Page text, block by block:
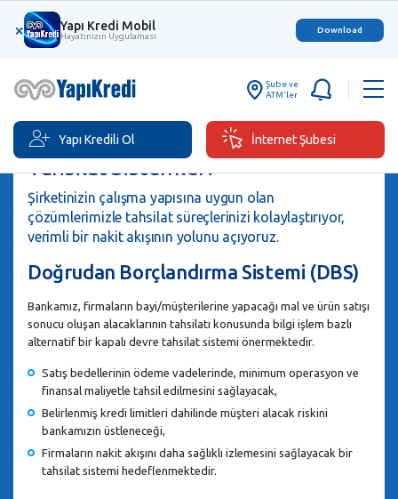
× Yapı Kredi Mobil
Hayatınızın Uygulaması
Download
Şube ve
ATM'ler
Yapı Kredili Ol İnternet Şubesi
Tahsilat Sistemleri
Şirketinizin çalışma yapısına uygun olan
çözümlerimizle tahsilat süreçlerinizi kolaylaştırıyor,
verimli bir nakit akışının yolunu açıyoruz.
Doğrudan Borçlandırma Sistemi (DBS)
Bankamız, firmaların bayi/müşterilerine yapacağı mal ve ürün satışı
sonucu oluşan alacaklarının tahsilatı konusunda bilgi işlem bazlı
alternatif bir kapalı devre tahsilat sistemi önermektedir.
Satış bedellerinin ödeme vadelerinde, minimum operasyon ve
finansal maliyetle tahsil edilmesini sağlayacak,
Belirlenmiş kredi limitleri dahilinde müşteri alacak riskini
bankamızın üstleneceği,
Firmaların nakit akışını daha sağlıklı izlemesini sağlayacak bir
tahsilat sistemi hedeflenmektedir.